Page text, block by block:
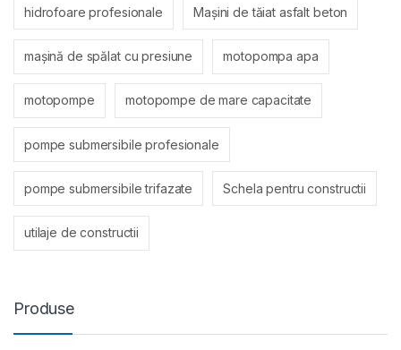
hidrofoare profesionale Mașini de tăiat asfalt beton
mașină de spălat cu presiune motopompa apa
motopompe motopompe de mare capacitate
pompe submersibile profesionale
pompe submersibile trifazate Schela pentru constructii
utilaje de constructii
Produse